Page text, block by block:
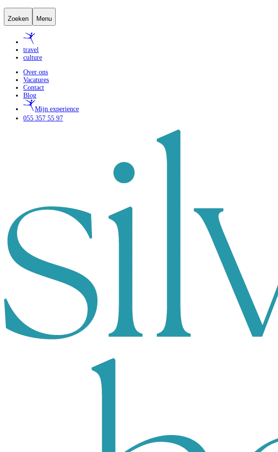
Zoeken Menu
travel
culture
Over ons
Vacatures
Contact
Blog
Mijn experience
055 357 55 97